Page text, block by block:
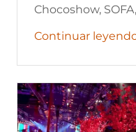
Chocoshow,
Continuar